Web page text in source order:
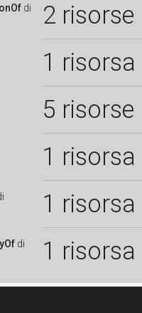
di 2 risorse
1 risorsa
5 risorse
1 risorsa
1 risorsa
di 1 risorsa